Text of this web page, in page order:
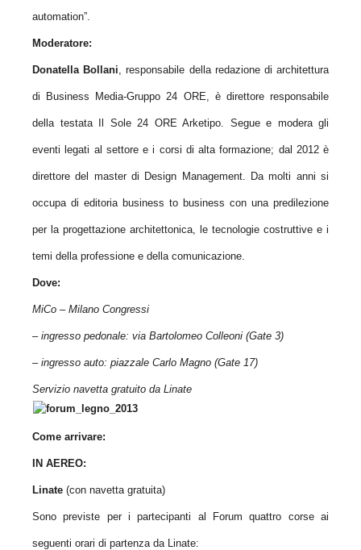
automation”.
Moderatore:
Donatella Bollani , responsabile della redazione di architettura
di Business Media-Gruppo 24 ORE, è direttore responsabile
della testata Il Sole 24 ORE Arketipo. Segue e modera gli
eventi legati al settore e i corsi di alta formazione; dal 2012 è
direttore del master di Design Management. Da molti anni si
occupa di editoria business to business con una predilezione
per la progettazione architettonica, le tecnologie costruttive e i
temi della professione e della comunicazione.
Dove:
MiCo – Milano Congressi
– ingresso pedonale: via Bartolomeo Colleoni (Gate 3)
– ingresso auto: piazzale Carlo Magno (Gate 17)
Servizio navetta gratuito da Linate
Come arrivare:
IN AEREO:
Linate (con navetta gratuita)
Sono previste per i partecipanti al Forum quattro corse ai
seguenti orari di partenza da Linate: